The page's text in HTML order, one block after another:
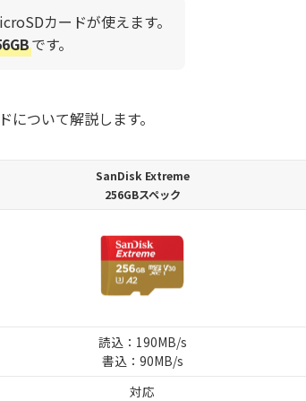
カードが使えます。
です。
ついて解説します。
SanDisk Extreme
256GBスペック
読込：190MB/s
書込：90MB/s
対応